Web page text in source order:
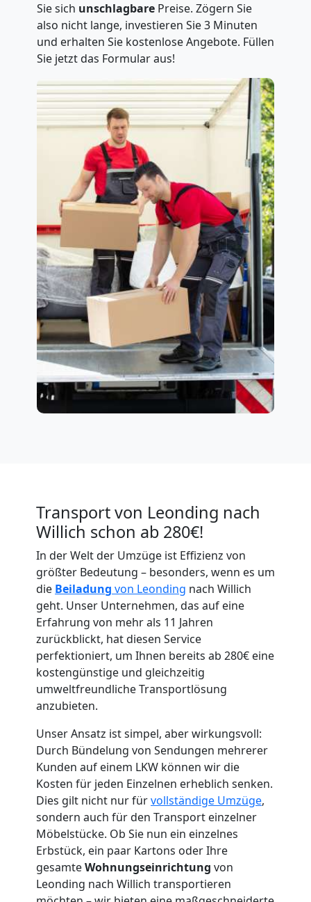
Sie sich unschlagbare Preise. Zögern Sie
also nicht lange, investieren Sie 3 Minuten
und erhalten Sie kostenlose Angebote. Füllen
Sie jetzt das Formular aus!
Transport von Leonding nach
Willich schon ab 280€!
In der Welt der Umzüge ist Effizienz von
größter Bedeutung – besonders, wenn es um
die Beiladung von Leonding nach Willich
geht. Unser Unternehmen, das auf eine
Erfahrung von mehr als 11 Jahren
zurückblickt, hat diesen Service
perfektioniert, um Ihnen bereits ab 280€ eine
kostengünstige und gleichzeitig
umweltfreundliche Transportlösung
anzubieten.
Unser Ansatz ist simpel, aber wirkungsvoll:
Durch Bündelung von Sendungen mehrerer
Kunden auf einem LKW können wir die
Kosten für jeden Einzelnen erheblich senken.
Dies gilt nicht nur fürvollständige Umzüge,
sondern auch für den Transport einzelner
Möbelstücke. Ob Sie nun ein einzelnes
Erbstück, ein paar Kartons oder Ihre
gesamteWohnungseinrichtung von
Leonding nach Willich transportieren
Umzugshelfer
Leonding
Möbeltaxi
Leonding
Kleintransport
Leonding